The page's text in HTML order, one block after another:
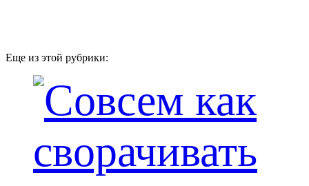
Еще из этой рубрики: